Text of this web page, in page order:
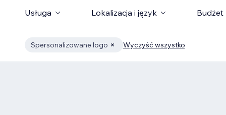
Usługa Lokalizacja i język Budżet
Spersonalizowane logo Wyczyść wszystko